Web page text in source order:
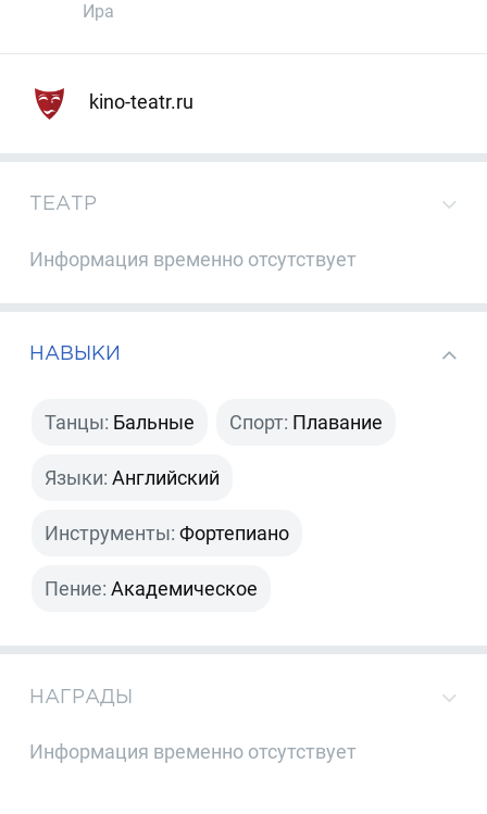
Ира
kino-teatr.ru
ТЕАТР
Информация временно отсутствует
НАВЫКИ
Танцы: Бальные Спорт: Плавание
Языки: Английский
Инструменты: Фортепиано
Пение: Академическое
НАГРАДЫ
Информация временно отсутствует